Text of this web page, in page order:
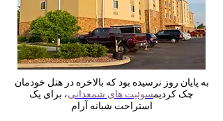
به پایان روز نرسیده بود که بالاخره در هتل خودمان
چک کردیمسوئیت های شمعدانی، برای یک
استراحت شبانه آرام